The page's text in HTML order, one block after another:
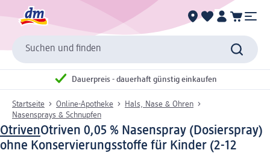
Suchen und finden
Dauerpreis - dauerhaft günstig einkaufen
Startseite Online-Apotheke
Hals, Nase & Ohren
Nasensprays & Schnupfen
OtrivenOtriven 0,05 % Nasenspray (Dosierspray)
ohne Konservierungsstoffe für Kinder (2-12